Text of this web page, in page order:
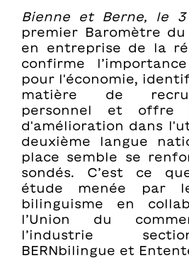
Bienne et Berne, le 3
premier Baromètre
en entreprise de la
confirme
pour l'économie,
matière de
personnel et offre
d'amélioration dans
deuxième langue
place semble se
sondés. C’est ce
étude menée par
bilinguisme en
l’Union du
l’industrie
BERNbilingue et